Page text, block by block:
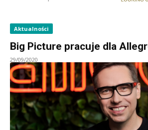
Aktualności
Big Picture pracuje dla
29/09/2020